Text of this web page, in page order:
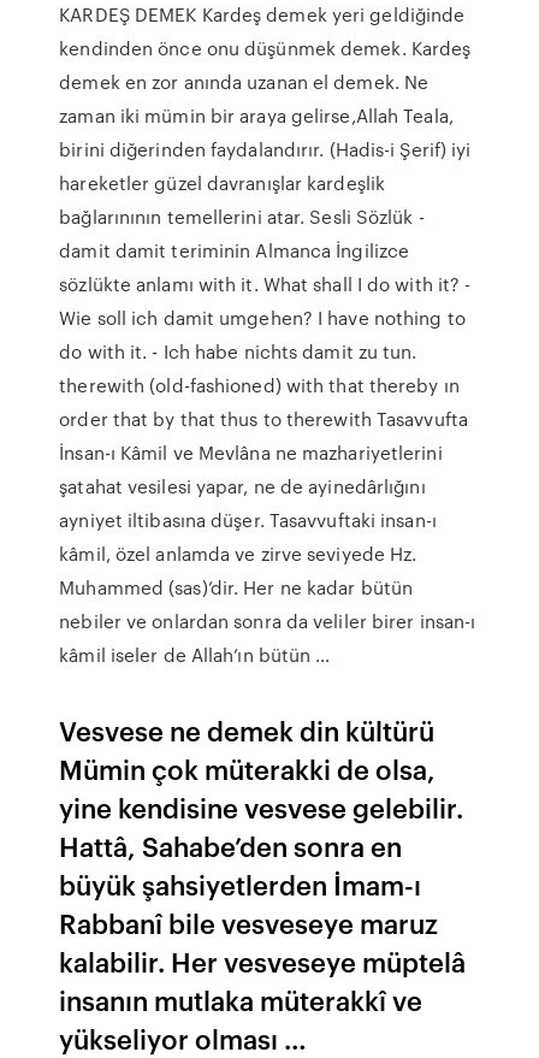
KARDEŞ DEMEK Kardeş demek yeri geldiğinde
kendinden önce onu düşünmek demek. Kardeş
demek en zor anında uzanan el demek. Ne
zaman iki mümin bir araya gelirse,Allah Teala,
birini diğerinden faydalandırır. (Hadis-i Şerif) iyi
hareketler güzel davranışlar kardeşlik
bağlarınının temellerini atar. Sesli Sözlük -
damit damit teriminin Almanca İngilizce
sözlükte anlamı with it. What shall I do with it? -
Wie soll ich damit umgehen? I have nothing to
do with it. - Ich habe nichts damit zu tun.
therewith (old-fashioned) with that thereby ın
order that by that thus to therewith Tasavvufta
İnsan-ı Kâmil ve Mevlâna ne mazhariyetlerini
şatahat vesilesi yapar, ne de ayinedârlığını
ayniyet iltibasına düşer. Tasavvuftaki insan-ı
kâmil, özel anlamda ve zirve seviyede Hz.
Muhammed (sas)’dir. Her ne kadar bütün
nebiler ve onlardan sonra da veliler birer insan-ı
kâmil iseler de Allah’ın bütün …
Vesvese ne demek din kültürü
Mümin çok müterakki de olsa,
yine kendisine vesvese gelebilir.
Hattâ, Sahabe’den sonra en
büyük şahsiyetlerden İmam-ı
Rabbanî bile vesveseye maruz
kalabilir. Her vesveseye müptelâ
insanın mutlaka müterakkî ve
yükseliyor olması …